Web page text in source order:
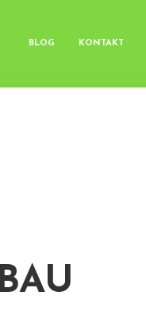
BLOG KONTAKT